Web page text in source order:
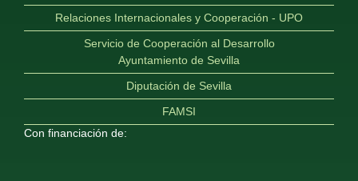
Relaciones Internacionales y Cooperación - UPO
Servicio de Cooperación al Desarrollo
Ayuntamiento de Sevilla
Diputación de Sevilla
FAMSI
Con financiación de: